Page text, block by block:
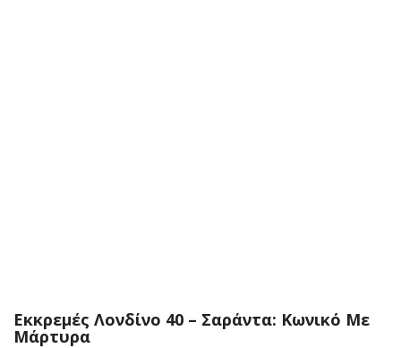
Εκκρεμές Λονδίνο 40 – Σαράντα: Κωνικό Με
Μάρτυρα